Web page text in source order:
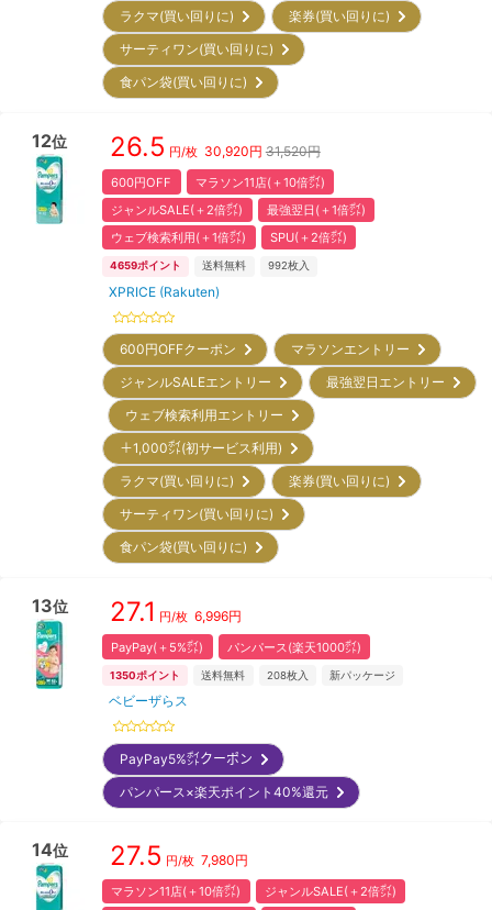
ラクマ(買い回りに)
楽券(買い回りに)
サーティワン(買い回りに)
食パン袋(買い回りに)
12位 26.5 円/枚 30,920円 31,520円
600円OFF
マラソン11店(＋10倍㌽)
ジャンルSALE(＋2倍㌽)
最強翌日(＋1倍㌽)
ウェブ検索利用(＋1倍㌽)
SPU(＋2倍㌽)
4659ポイント 送料無料 992枚入
XPRICE (Rakuten)
600円OFFクーポン
マラソンエントリー
ジャンルSALEエントリー
最強翌日エントリー
ウェブ検索利用エントリー
＋1,000㌽(初サービス利用)
ラクマ(買い回りに)
楽券(買い回りに)
サーティワン(買い回りに)
食パン袋(買い回りに)
13位 27.1 円/枚 6,996円
PayPay(＋5%㌽) パンパース(楽天1000㌽)
1350ポイント 送料無料 208枚入 新パッケージ
ベビーザらス
PayPay5%㌽クーポン
パンパース×楽天ポイント40%還元
14位 27.5 円/枚 7,980円
マラソン11店(＋10倍㌽)
ジャンルSALE(＋2倍㌽)